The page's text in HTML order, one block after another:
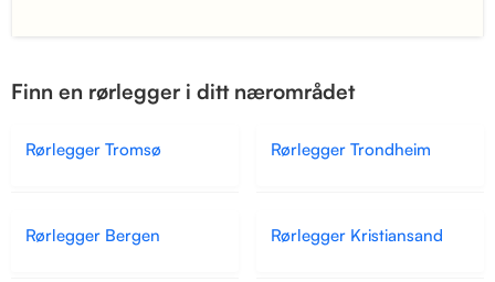
Finn en rørlegger i ditt nærområdet
Rørlegger Tromsø Rørlegger Trondheim
Rørlegger Bergen Rørlegger Kristiansand